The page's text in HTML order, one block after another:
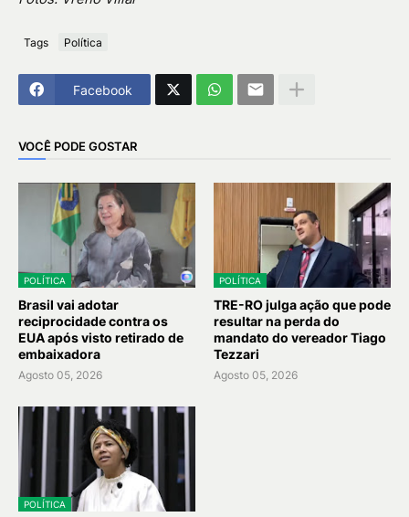
Tags Política
Facebook
VOCÊ PODE GOSTAR
POLÍTICA
Brasil vai adotar
reciprocidade contra os
EUA após visto retirado de
embaixadora
Agosto 05, 2026
POLÍTICA
TRE-RO julga ação que pode
resultar na perda do
mandato do vereador Tiago
Tezzari
Agosto 05, 2026
POLÍTICA